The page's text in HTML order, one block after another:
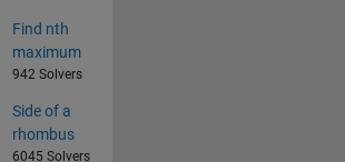
Find nth
maximum
942 Solvers
Side of a
rhombus
6045 Solvers